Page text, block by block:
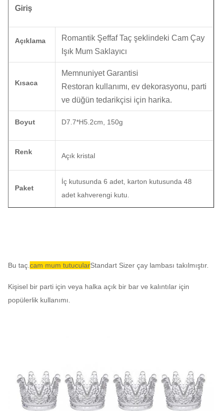
Giriş
Açıklama
Romantik Şeffaf Taç şeklindeki Cam Çay
Işık Mum Saklayıcı
Kısaca
Memnuniyet Garantisi
Restoran kullanımı, ev dekorasyonu, parti
ve düğün tedarikçisi için harika.
Boyut D7.7*H5.2cm, 150g
Renk Açık kristal
Paket
İç kutusunda 6 adet, karton kutusunda 48
adet kahverengi kutu.
Zamanı
45 gün
Bu taç. cam mum tutucularStandart Sizer çay lambası takılmıştır.
Kişisel bir parti için veya halka açık bir bar ve kalıntılar için
popülerlik kullanımı.